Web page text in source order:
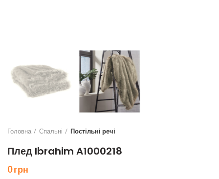
Головна Спальні Постільні речі
Плед Ibrahim A1000218
0грн